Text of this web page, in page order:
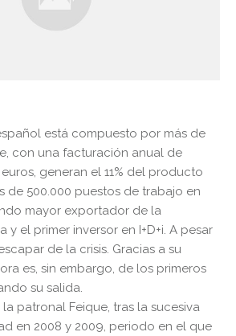
está compuesto por más de
con una facturación anual de
generan el 11% del producto
de 500.000 puestos de trabajo en
mayor exportador de la
y el primer inversor en I+D+i. A pesar
de la crisis. Gracias a su
es, sin embargo, de los primeros
su salida.
patronal Feique, tras la sucesiva
en 2008 y 2009, periodo en el que